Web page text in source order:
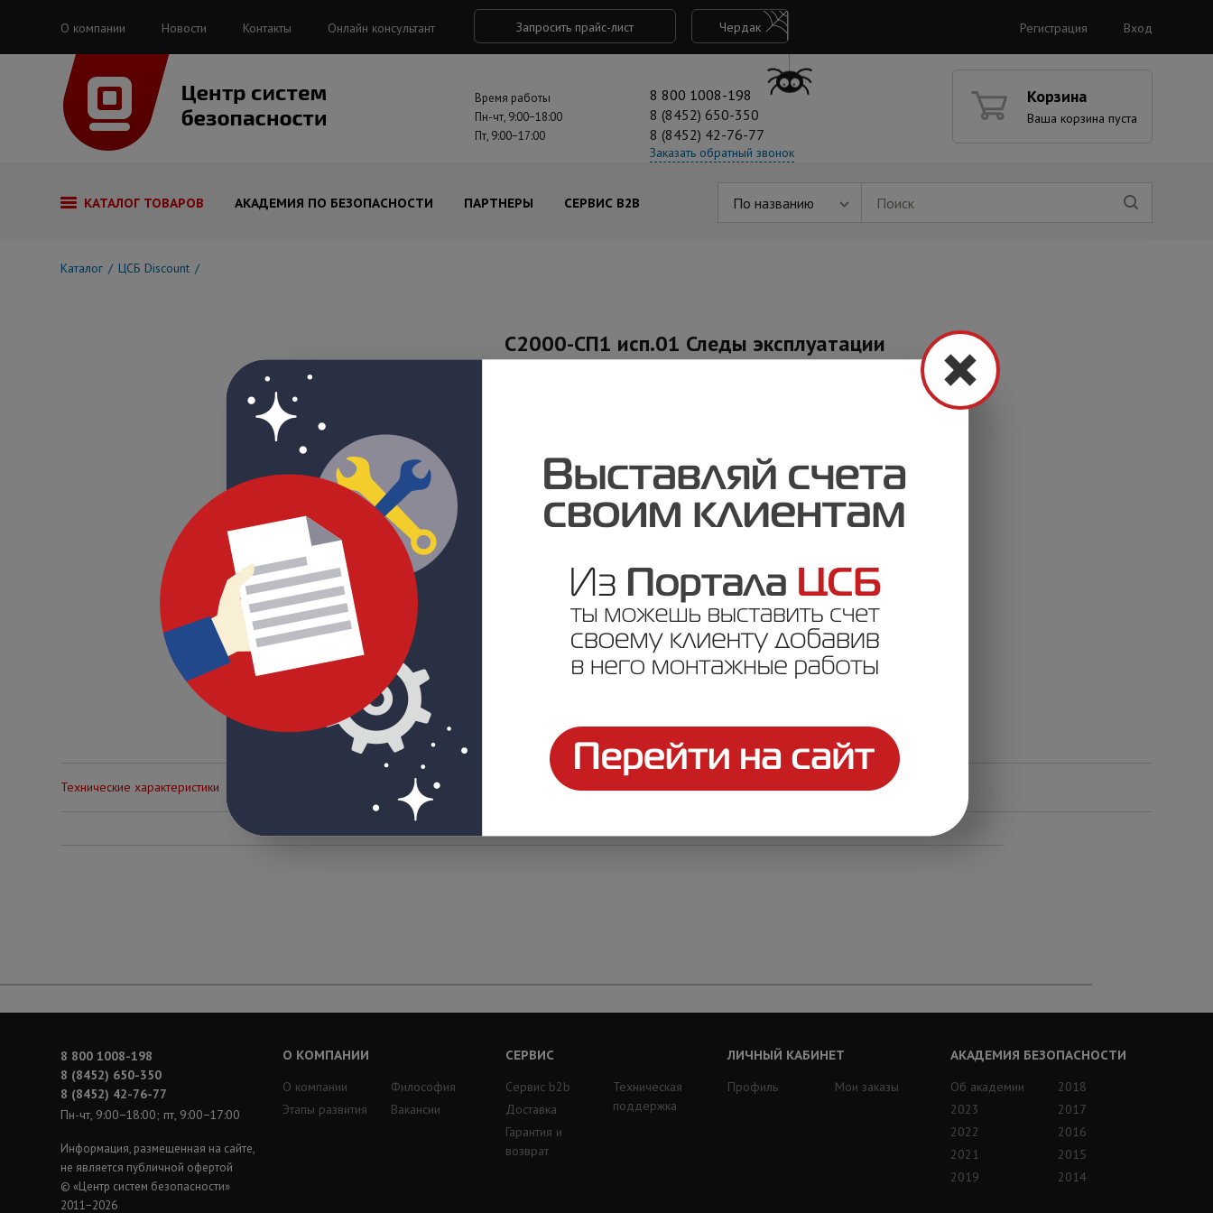
О компании Новости Контакты Онлайн консультант Запросить прайс-лист Чердак Регистрация Вход
Время работы
Пн-чт, 9:00−18:00
Пт, 9:00−17:00
8 800 1008-198
8 (8452) 650-350
8 (8452) 42-76-77
Заказать обратный звонок
Корзина
Ваша корзина пуста
КАТАЛОГ ТОВАРОВ АКАДЕМИЯ ПО БЕЗОПАСНОСТИ ПАРТНЕРЫ СЕРВИС B2B По названию
Каталог ЦСБ Discount
С2000-СП1 исп.01 Следы эксплуатации
Технические характеристики
8 800 1008-198
8 (8452) 650-350
8 (8452) 42-76-77
Пн-чт, 9:00−18:00; пт, 9:00−17:00
Информация, размещенная на сайте,
не является публичной офертой
© «Центр систем безопасности»
2011−2026
О КОМПАНИИ
О компании
Этапы развития
Философия
Вакансии
СЕРВИС
Сервис b2b
Доставка
Гарантия и
возврат
Техническая
поддержка
ЛИЧНЫЙ КАБИНЕТ
Профиль
Мои заказы
АКАДЕМИЯ БЕЗОПАСНОСТИ
Об академии
2023
2022
2021
2019
2018
2017
2016
2015
2014